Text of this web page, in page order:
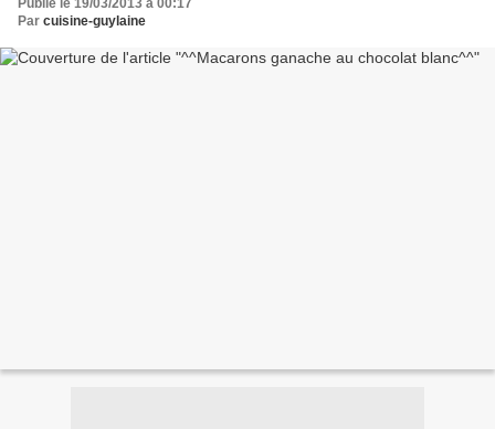
Publié le 19/03/2013 à 00:17
Par cuisine-guylaine